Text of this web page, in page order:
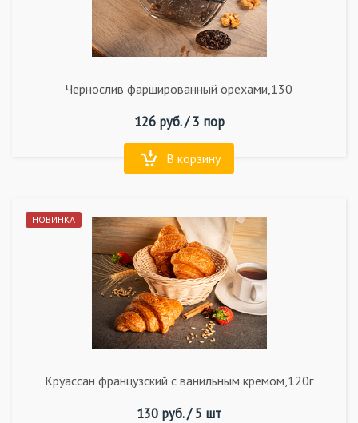
Чернослив фаршированный орехами,130
126руб. /3 пор
В корзину
НОВИНКА
Круассан французский с ванильным кремом,120г
130 руб. /5 шт